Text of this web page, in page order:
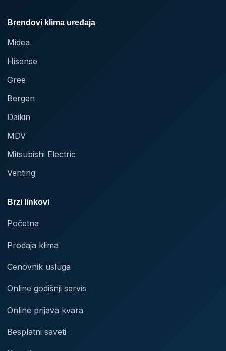
Brendovi klima uređaja
Midea
Hisense
Gree
Bergen
Daikin
MDV
Mitsubishi Electric
Venting
Brzi linkovi
Početna
Prodaja klima
Cenovnik usluga
Online godišnji servis
Online prijava kvara
Besplatni saveti